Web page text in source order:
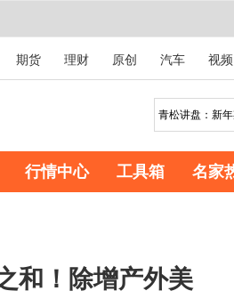
期货 理财 原创 汽车 视频
行情中心 工具箱 名家
和！除增产外美